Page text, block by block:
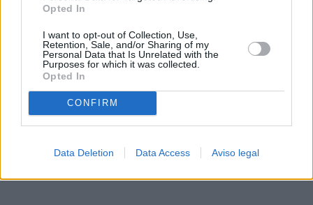
Opted In
I want to opt-out of Collection, Use,
Retention, Sale, and/or Sharing of my
Personal Data that Is Unrelated with the
Purposes for which it was collected.
Opted In
CONFIRM
Data Deletion Data Access Aviso legal